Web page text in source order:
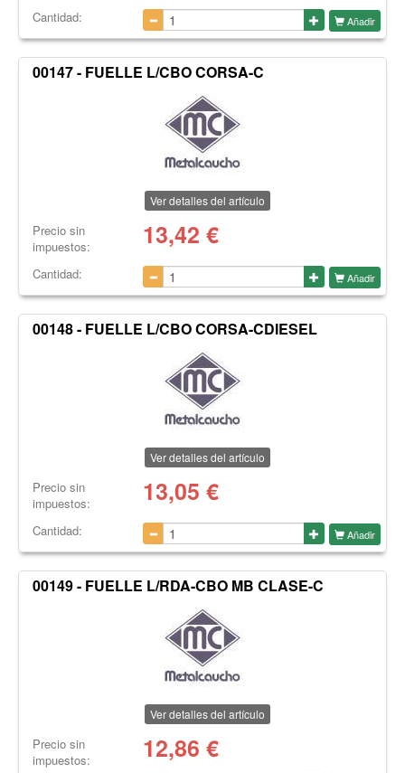
Cantidad: Añadir
00147 - FUELLE L/CBO CORSA-C
Ver detalles del artículo
Precio sin
impuestos:
13,42 €
Cantidad: Añadir
00148 - FUELLE L/CBO CORSA-CDIESEL
Ver detalles del artículo
Precio sin
impuestos:
13,05 €
Cantidad: Añadir
00149 - FUELLE L/RDA-CBO MB CLASE-C
Ver detalles del artículo
Precio sin
impuestos:
12,86 €